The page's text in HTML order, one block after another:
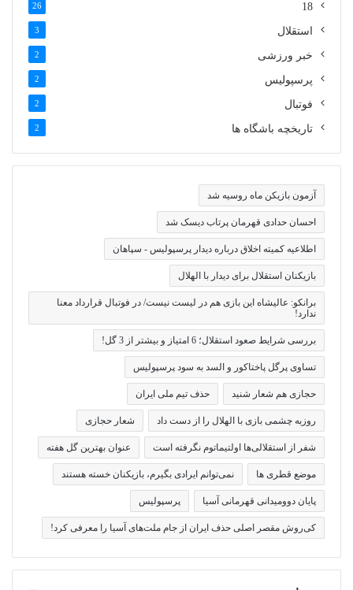
18
26
استقلال 3
خبر ورزشی 2
پرسپولیس 2
فوتبال 2
تاریخچه باشگاه ها 2
آزمون بازیکن ماه روسیه شد
احسان حدادی قهرمان پرتاب دیسک شد
اطلاعیه کمیته اخلاق درباره دیدار پرسپولیس - سپاهان
بازیکنان استقلال برای دیدار با الهلال
برانکو: عالیشاه این بازی هم در لیست نیست/ در فوتبال قرارداد معنا
ندارد!
بررسی شرایط صعود استقلال؛ 6 امتیاز و بیشتر از 3 گل!
تساوی پرگل پاختاکور و السد به سود پرسپولیس
حجازی هم شعار شنید حذف تیم ملی ایران
روزبه چشمی بازی با الهلال را از دست داد شعار حجازی
شفر از استقلالی‌ها اولتیماتوم نگرفته است عنوان بهترین گل هفته
موضع قطری ها نمی‌توانم ایرادی بگیرم، بازیکنان خسته هستند
پایان دوومیدانی قهرمانی آسیا پرسپولیس
کی‌روش مقصر اصلی حذف ایران از جام ملت‌های آسیا را معرفی کرد!